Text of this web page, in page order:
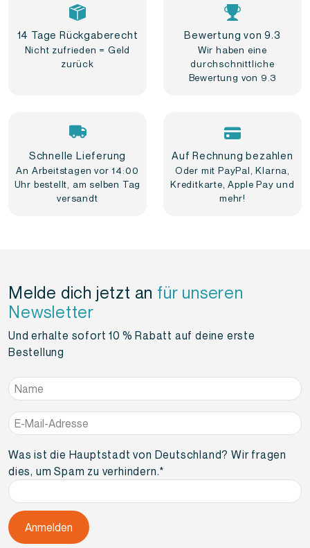
14 Tage Rückgaberecht
Nicht zufrieden = Geld
zurück
Bewertung von 9.3
Wir haben eine
durchschnittliche
Bewertung von 9.3
Schnelle Lieferung
An Arbeitstagen vor 14:00
Uhr bestellt, am selben Tag
versandt
Auf Rechnung bezahlen
Oder mit PayPal, Klarna,
Kreditkarte, Apple Pay und
mehr!
Melde dich jetzt an für unseren
Newsletter
Und erhalte sofort 10 % Rabatt auf deine erste
Bestellung
Name*
E-
Mail-
Adresse*
Was ist die Hauptstadt von Deutschland? Wir fragen
dies, um Spam zu verhindern.*